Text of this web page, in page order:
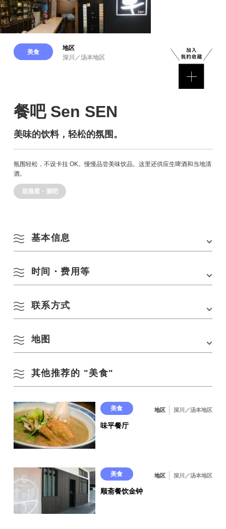
美食
地区
深川／汤本地区
餐吧 Sen SEN
美味的饮料，轻松的氛围。
氛围轻松，不设卡拉 OK。慢慢品尝美味饮品。这里还供应生啤酒和当地清
酒。
居酒屋・酒吧
基本信息
地址 长门市东深川 944-14 小林大厦 1F
交通方式
停车场 无（附近有收费停车场）。
时间・费用等
营业时间
座位数
联系方式
餐吧 Sen SEN
地图
其他推荐的 "美食"
美食 地区 深川／汤本地区
味平餐厅
美食 地区 深川／汤本地区
顺斋餐饮金钟